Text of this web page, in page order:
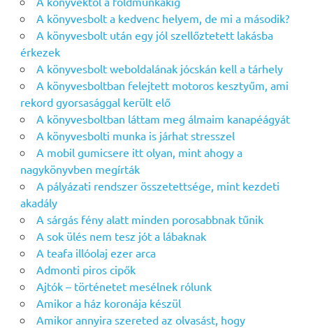
A könyvesbolt a kedvenc helyem, de mi a második?
A könyvesbolt után egy jól szellőztetett lakásba
érkezek
A könyvesbolt weboldalának jócskán kell a tárhely
A könyvesboltban felejtett motoros kesztyűm, ami
rekord gyorsasággal került elő
A könyvesboltban láttam meg álmaim kanapéágyát
A könyvesbolti munka is járhat stresszel
A mobil gumicsere itt olyan, mint ahogy a
nagykönyvben megírták
A pályázati rendszer összetettsége, mint kezdeti
akadály
A sárgás fény alatt minden porosabbnak tűnik
A sok ülés nem tesz jót a lábaknak
A teafa illóolaj ezer arca
Admonti piros cipők
Ajtók – történetet mesélnek rólunk
Amikor a ház koronája készül
Amikor annyira szereted az olvasást, hogy